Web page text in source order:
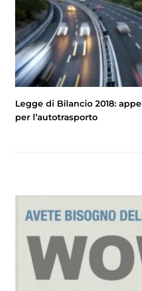
Legge di Bilancio 2018:
per l’autotrasporto